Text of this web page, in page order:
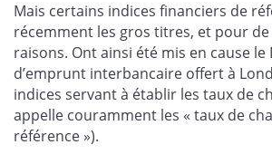
Mais certains indices financiers de
récemment les gros titres, et pour de
raisons. Ont ainsi été mis en cause le
d’emprunt interbancaire offert à
indices servant à établir les taux de
appelle couramment les « taux de
référence »).